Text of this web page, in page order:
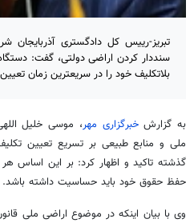
تبریز-رییس کل دادگستری آذربایجان
سنددار کردن اراضی دولتی، گفت:
بلاتکلیف خود را در سریعترین زمان
به گزارشخبرگزاری مهر، موسی خلیل
ملی و منابع طبیعی بر تسریع تعیین
گذشته تاکید و اظهار کرد: بر این اساس
حفظ حقوق خود باید حساسیت داشته باشد.
وی با بیان اینکه در موضوع اراضی ملی